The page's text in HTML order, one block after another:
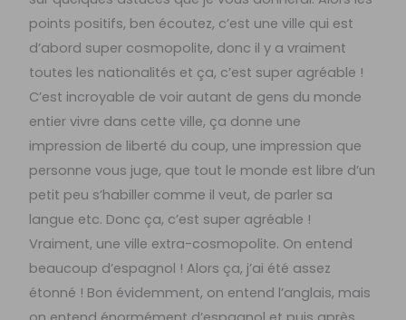
points positifs, ben écoutez, c’est une ville qui est
d’abord super cosmopolite, donc il y a vraiment
toutes les nationalités et ça, c’est super agréable !
C’est incroyable de voir autant de gens du monde
entier vivre dans cette ville, ça donne une
impression de liberté du coup, une impression que
personne vous juge, que tout le monde est libre d’un
petit peu s’habiller comme il veut, de parler sa
langue etc. Donc ça, c’est super agréable !
Vraiment, une ville extra-cosmopolite. On entend
beaucoup d’espagnol ! Alors ça, j’ai été assez
étonné ! Bon évidemment, on entend l’anglais, mais